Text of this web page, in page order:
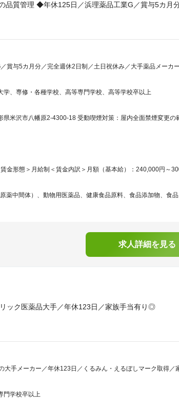
質管理 ◆年休125日／浜理薬品工業G／賞与5カ月
与5カ月分／完全週休2日制／土日祝休み／大手薬品メー
学、専修・各種学校、高等専門学校、高等学校卒以上
県米沢市八幡原2-4300-18 受動喫煙対策：屋内全面禁煙変更の
金形態＞月給制＜賃金内訳＞月額（基本給）：240,000円～
薬中間体）、動物用医薬品、健康食品原料、食品添加物、食品
求人詳細を見る
ック医薬品大手／年休123日／家族手当有り◎
大手メーカー／年休123日／くるみん・えるぼしマーク取得／
門学校卒以上